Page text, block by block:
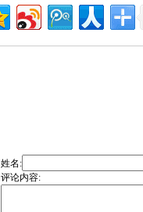
姓名:
评论内容: